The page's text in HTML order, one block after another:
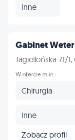
Inne
Gabinet
Jagiellońska 71/
W ofercie m.in.:
Chirurgia
Inne
Zobacz profil